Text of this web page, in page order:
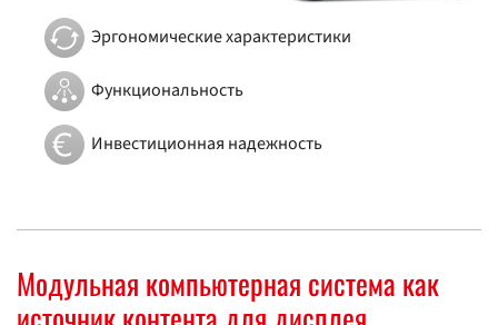
Эргономические характеристики
Функциональность
Инвестиционная надежность
Модульная компьютерная система как